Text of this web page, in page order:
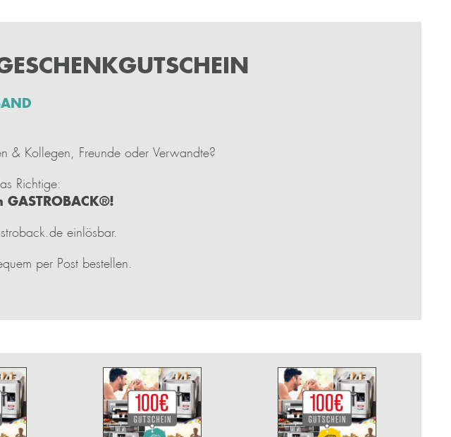
& Kollegen, Freunde oder Verwandte?
Richtige:
einlösbar.
per Post bestellen.